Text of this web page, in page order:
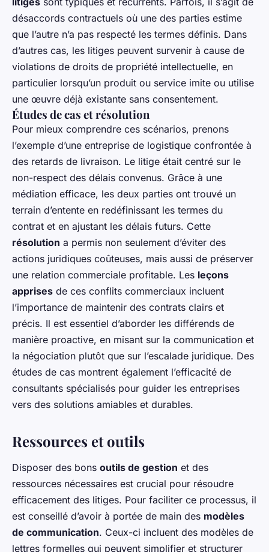
désaccords contractuels où une des parties estime
que l’autre n’a pas respecté les termes définis. Dans
d’autres cas, les litiges peuvent survenir à cause de
violations de droits de propriété intellectuelle, en
particulier lorsqu’un produit ou service imite ou utilise
une œuvre déjà existante sans consentement.
Études de cas et résolution
Pour mieux comprendre ces scénarios, prenons
l’exemple d’une entreprise de logistique confrontée à
des retards de livraison. Le litige était centré sur le
non-respect des délais convenus. Grâce à une
médiation efficace, les deux parties ont trouvé un
terrain d’entente en redéfinissant les termes du
contrat et en ajustant les délais futurs. Cette
résolution a permis non seulement d’éviter des
actions juridiques coûteuses, mais aussi de préserver
une relation commerciale profitable. Les leçons
apprises de ces conflits commerciaux incluent
l’importance de maintenir des contrats clairs et
précis. Il est essentiel d’aborder les différends de
manière proactive, en misant sur la communication et
la négociation plutôt que sur l’escalade juridique. Des
études de cas montrent également l’efficacité de
consultants spécialisés pour guider les entreprises
vers des solutions amiables et durables.
Ressources et outils
Disposer des bons outils de gestion et des
ressources nécessaires est crucial pour résoudre
efficacement des litiges. Pour faciliter ce processus, il
est conseillé d’avoir à portée de main des modèles
de communication. Ceux-ci incluent des modèles de
lettres formelles qui peuvent simplifier et structurer